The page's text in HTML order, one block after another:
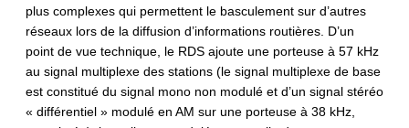
plus complexes qui permettent le basculement sur d’autres
réseaux lors de la diffusion d’informations routières. D’un
point de vue technique, le RDS ajoute une porteuse à 57 kHz
au signal multiplexe des stations (le signal multiplexe de base
est constitué du signal mono non modulé et d’un signal stéréo
« différentiel » modulé en AM sur une porteuse à 38 kHz,